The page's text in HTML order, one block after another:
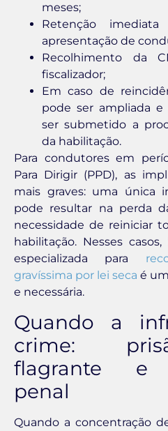
meses;
Retenção
apresentação de
Recolhimento da
fiscalizador;
Em caso de
pode ser ampliada
ser submetido a
da habilitação.
Para condutores em
Para Dirigir (PPD), as
mais graves: uma única
pode resultar na perda
necessidade de reiniciar
habilitação. Nesses
especializada para
gravíssima por lei seca é
e necessária.
Quando a
crime:
flagrante e
penal
Quando a concentração